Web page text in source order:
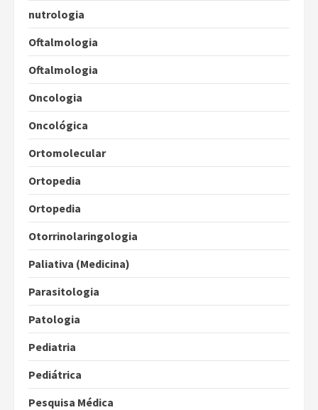
nutrologia
Oftalmologia
Oftalmologia
Oncologia
Oncológica
Ortomolecular
Ortopedia
Ortopedia
Otorrinolaringologia
Paliativa (Medicina)
Parasitologia
Patologia
Pediatria
Pediátrica
Pesquisa Médica